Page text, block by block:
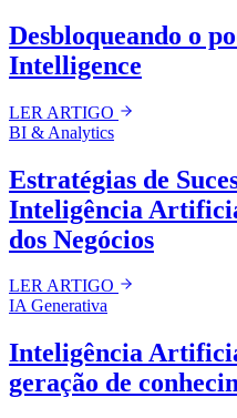
Desbloqueando o
Intelligence
LER ARTIGO
BI & Analytics
Estratégias de
Inteligência
dos Negócios
LER ARTIGO
IA Generativa
Inteligência
geração de